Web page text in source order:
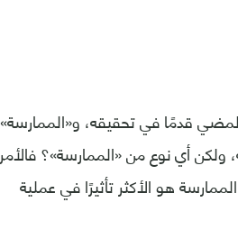
قدمًا في تحقيقه، و«الممارسة»
ولكن أي نوع من «الممارسة»؟ فالأمر
هو الأكثر تأثيرًا في عملية